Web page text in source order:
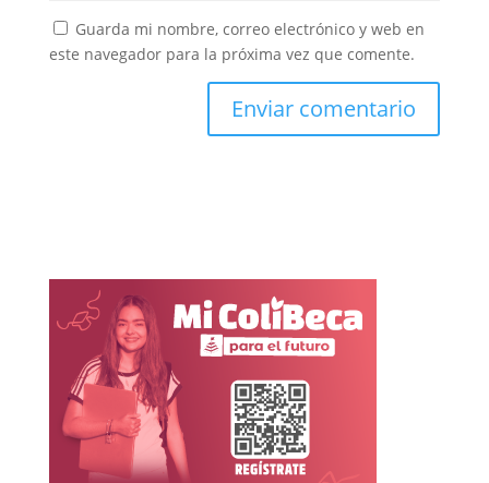
Guarda mi nombre, correo electrónico y web en
este navegador para la próxima vez que comente.